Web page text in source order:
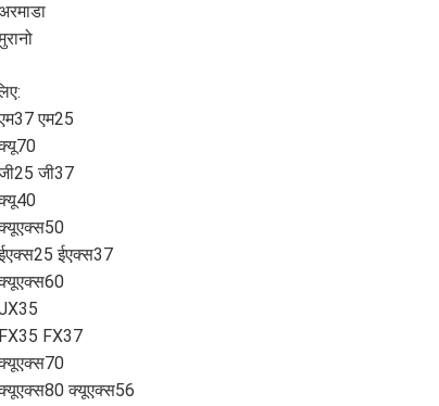
एम25
जी37
ईएक्स37
FX37
क्यूएक्स56